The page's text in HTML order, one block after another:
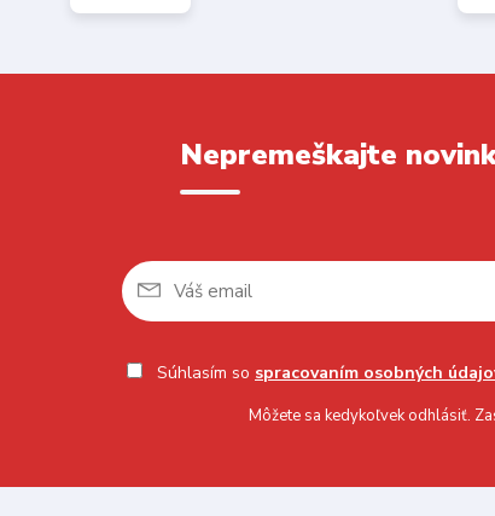
Nepremeškajte
Súhlasím so spracovaním osobných
Môžete sa kedykoľvek odhlásiť.